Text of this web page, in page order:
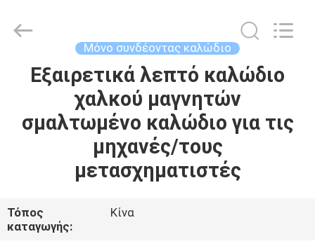
ΣΠΊΤΙ
ΠΡΟΪΌΝΤΑ
ΠΕΡΊΠΟΥ
ΕΜΕΊΣ
Material
Co,.Ltd.
Μόνο συνδέοντας καλώδιο
Εξαιρετικά λεπτό καλώδιο
χαλκού μαγνητών
σμαλτωμένο καλώδιο για τις
μηχανές/τους
μετασχηματιστές
Τόπος
καταγωγής:
Κίνα